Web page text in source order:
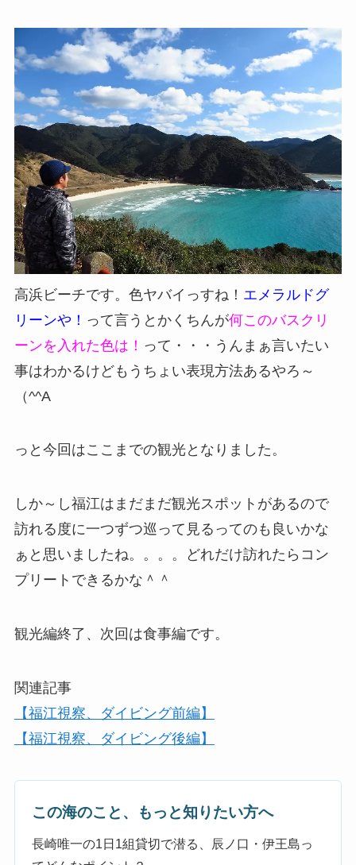
高浜ビーチです。色ヤバイっすね！ エメラルドグ
リーンや！ って言うとかくちんが何このバスクリ
ーンを入れた色は！ って・・・うんまぁ言いたい
事はわかるけどもうちょい表現方法あるやろ～
（^^A
っと今回はここまでの観光となりました。
しか～し福江はまだまだ観光スポットがあるので
訪れる度に一つずつ巡って見るってのも良いかな
ぁと思いましたね。。。。どれだけ訪れたらコン
プリートできるかな＾＾
観光編終了、次回は食事編です。
関連記事
【福江視察、ダイビング前編】
【福江視察、ダイビング後編】
この海のこと、もっと知りたい方へ
長崎唯一の1日1組貸切で潜る、辰ノ口・伊王島っ